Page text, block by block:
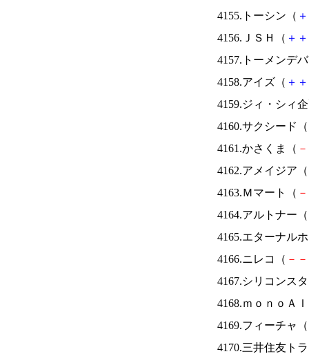
4155.トーシン（ ＋
4156.ＪＳＨ（ ＋ ＋
4157.トーメンデ
4158.アイズ（ ＋ ＋
4159.ジィ・シィ
4160.サクシード（
4161.かさくま（ －
4162.アメイジア（
4163.Ｍマート（ －
4164.アルトナー（
4165.エターナル
4166.ニレコ（ － －
4167.シリコンス
4168.ｍｏｎｏＡ
4169.フィーチャ（
4170.三井住友ト